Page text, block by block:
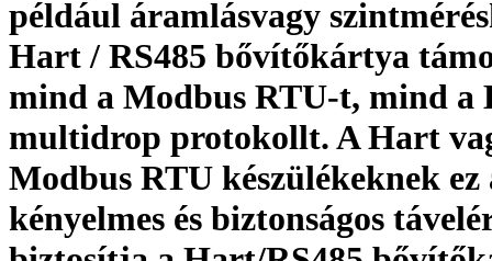
például áramlásvagy
Hart / RS485 bővítőkártya
mind a Modbus RTU-t, mind a
multidrop protokollt. A Hart
Modbus RTU készülékeknek ez
kényelmes és biztonságos